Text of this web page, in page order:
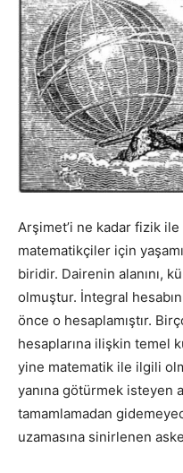
Arşimet’i ne kadar fizik
matematikçiler için
biridir. Dairenin alanını,
olmuştur. İntegral
önce o hesaplamıştır.
hesaplarına ilişkin temel
yine matematik ile ilgili
yanına götürmek isteyen
tamamlamadan
uzamasına sinirlenen